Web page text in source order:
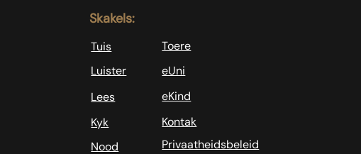
Skakels:
Tuis
Toere
Luister
eUni
Lees
eKind
Kyk
Kontak
Nood
Privaatheidsbeleid